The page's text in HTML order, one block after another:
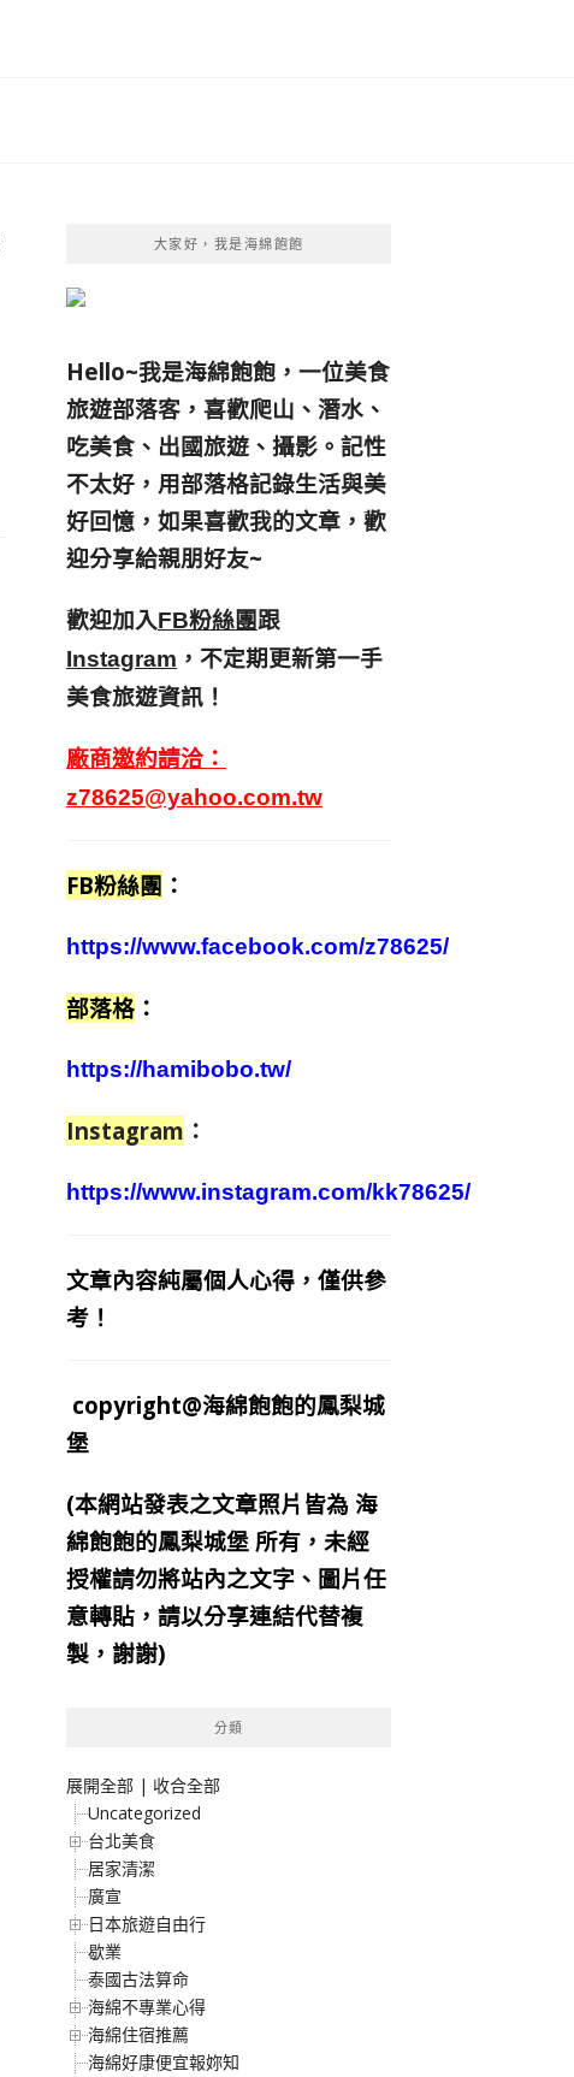
大家好，我是海綿飽飽
Hello~我是海綿飽飽，一位美食
旅遊部落客， 喜歡爬山、潛水、
吃美食、出國旅遊、攝影。 記性
不太好，用部落格記錄生活與美
好回憶， 如果喜歡我的文章，歡
迎分享給親朋好友~
歡迎加入FB粉絲團跟
Instagram ，不定期更新第一手
美食旅遊資訊！
廠商邀約請洽：
z78625@yahoo.com.tw
FB粉絲團 ：
https://www.facebook.com/z78625/
部落格 ：
https://hamibobo.tw/
Instagram ：
https://www.instagram.com/kk78625/
文章內容純屬個人心得，僅供參
考！
copyright@海綿飽飽的鳳梨城
堡
(本網站發表之文章照片皆為 海
綿飽飽的鳳梨城堡 所有，未經
授權請勿將站內之文字、圖片任
意轉貼，請以分享連結代替複
製，謝謝)
分類
展開全部 | 收合全部
Uncategorized
台北美食
居家清潔
廣宣
日本旅遊自由行
歇業
泰國古法算命
海綿不專業心得
海綿住宿推薦
海綿好康便宜報妳知